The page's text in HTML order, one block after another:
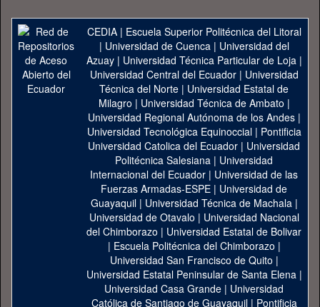
CEDIA| Escuela Superior Politécnica del Litoral
| Universidad de Cuenca| Universidad del
Azuay| Universidad Técnica Particular de Loja|
Universidad Central del Ecuador| Universidad
Técnica del Norte | Universidad Estatal de
Milagro | Universidad Técnica de Ambato |
Universidad Regional Autónoma de los Andes|
Universidad Tecnológica Equinoccial| Pontificia
Universidad Catolica del Ecuador | Universidad
Politécnica Salesiana | Universidad
Internacional del Ecuador | Universidad de las
Fuerzas Armadas-ESPE | Universidad de
Guayaquil| Universidad Técnica de Machala|
Universidad de Otavalo | Universidad Nacional
del Chimborazo | Universidad Estatal de Bolivar
| Escuela Politécnica del Chimborazo |
Universidad San Francisco de Quito |
Universidad Estatal Peninsular de Santa Elena|
Universidad Casa Grande | Universidad
Católica de Santiago de Guayaquil| Pontificia